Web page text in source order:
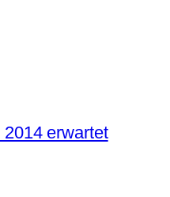
erwartet